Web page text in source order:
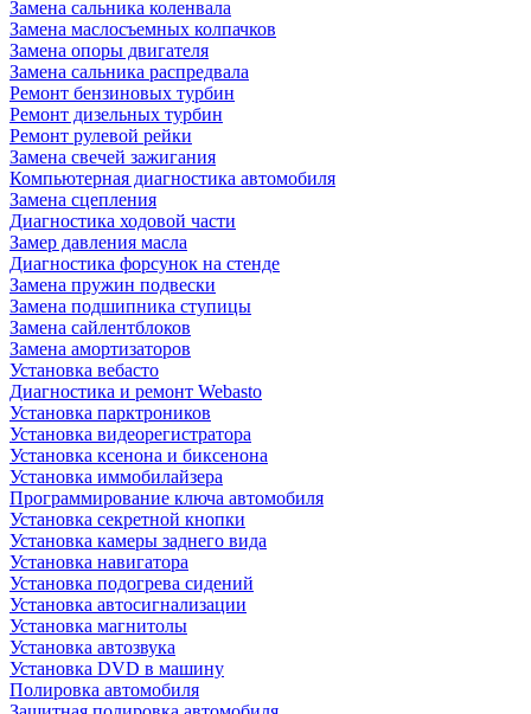
Замена сальника коленвала
Замена маслосъемных колпачков
Замена опоры двигателя
Замена сальника распредвала
Ремонт бензиновых турбин
Ремонт дизельных турбин
Ремонт рулевой рейки
Замена свечей зажигания
Компьютерная диагностика автомобиля
Замена сцепления
Диагностика ходовой части
Замер давления масла
Диагностика форсунок на стенде
Замена пружин подвески
Замена подшипника ступицы
Замена сайлентблоков
Замена амортизаторов
Установка вебасто
Диагностика и ремонт Webasto
Установка парктроников
Установка видеорегистратора
Установка ксенона и биксенона
Установка иммобилайзера
Программирование ключа автомобиля
Установка секретной кнопки
Установка камеры заднего вида
Установка навигатора
Установка подогрева сидений
Установка автосигнализации
Установка магнитолы
Установка автозвука
Установка DVD в машину
Полировка автомобиля